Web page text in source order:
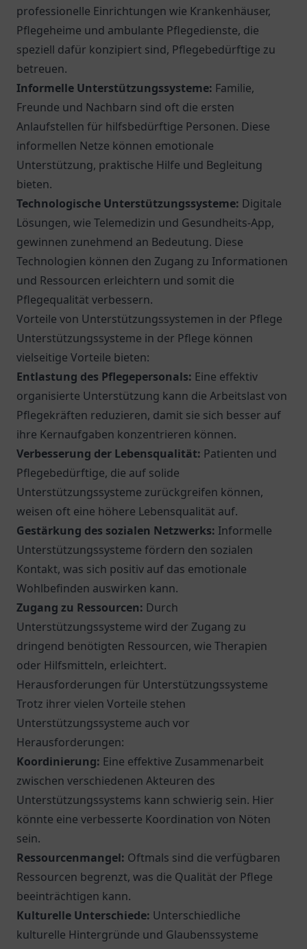
professionelle Einrichtungen wie Krankenhäuser,
Pflegeheime und ambulante Pflegedienste, die
speziell dafür konzipiert sind, Pflegebedürftige zu
betreuen.
Informelle Unterstützungssysteme: Familie,
Freunde und Nachbarn sind oft die ersten
Anlaufstellen für hilfsbedürftige Personen. Diese
informellen Netze können emotionale
Unterstützung, praktische Hilfe und Begleitung
bieten.
Technologische Unterstützungssysteme: Digitale
Lösungen, wie Telemedizin und Gesundheits-App,
gewinnen zunehmend an Bedeutung. Diese
Technologien können den Zugang zu Informationen
und Ressourcen erleichtern und somit die
Pflegequalität verbessern.
Vorteile von Unterstützungssystemen in der Pflege
Unterstützungssysteme in der Pflege können
vielseitige Vorteile bieten:
Entlastung des Pflegepersonals: Eine effektiv
organisierte Unterstützung kann die Arbeitslast von
Pflegekräften reduzieren, damit sie sich besser auf
ihre Kernaufgaben konzentrieren können.
Verbesserung der Lebensqualität: Patienten und
Pflegebedürftige, die auf solide
Unterstützungssysteme zurückgreifen können,
weisen oft eine höhere Lebensqualität auf.
Gestärkung des sozialen Netzwerks: Informelle
Unterstützungssysteme fördern den sozialen
Kontakt, was sich positiv auf das emotionale
Wohlbefinden auswirken kann.
Zugang zu Ressourcen: Durch
Unterstützungssysteme wird der Zugang zu
dringend benötigten Ressourcen, wie Therapien
oder Hilfsmitteln, erleichtert.
Herausforderungen für Unterstützungssysteme
Trotz ihrer vielen Vorteile stehen
Unterstützungssysteme auch vor
Herausforderungen:
Koordinierung: Eine effektive Zusammenarbeit
zwischen verschiedenen Akteuren des
Unterstützungssystems kann schwierig sein. Hier
könnte eine verbesserte Koordination von Nöten
sein.
Ressourcenmangel: Oftmals sind die verfügbaren
Ressourcen begrenzt, was die Qualität der Pflege
beeinträchtigen kann.
Kulturelle Unterschiede: Unterschiedliche
kulturelle Hintergründe und Glaubenssysteme